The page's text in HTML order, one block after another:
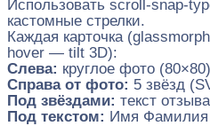
Использовать scroll-snap-
кастомные стрелки.
Каждая карточка
hover — tilt 3D):
Слева: круглое фото (80×80)
Справа от фото: 5 звёзд
Под звёздами: текст
Под текстом: Имя Фамилия